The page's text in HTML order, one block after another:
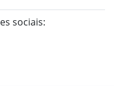
sociais: